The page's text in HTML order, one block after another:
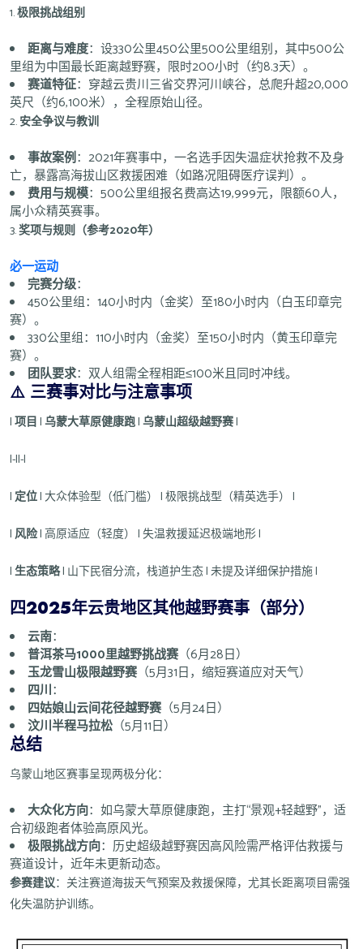
1.极限挑战组别
距离与难度：设330公里450公里500公里组别，其中500公
里组为中国最长距离越野赛，限时200小时（约8.3天）。
赛道特征：穿越云贵川三省交界河川峡谷，总爬升超20,000
英尺（约6,100米），全程原始山径。
2.安全争议与教训
事故案例：2021年赛事中，一名选手因失温症状抢救不及身
亡，暴露高海拔山区救援困难（如路况阻碍医疗误判）。
费用与规模：500公里组报名费高达19,999元，限额60人，
属小众精英赛事。
3.奖项与规则（参考2020年）
必一运动
完赛分级：
450公里组：140小时内（金奖）至180小时内（白玉印章完
赛）。
330公里组：110小时内（金奖）至150小时内（黄玉印章完
赛）。
团队要求：双人组需全程相距≤100米且同时冲线。
⚠️ 三赛事对比与注意事项
|项目|乌蒙大草原健康跑|乌蒙山超级越野赛|
|-||-|
|定位| 大众体验型（低门槛） | 极限挑战型（精英选手） |
|风险| 高原适应（轻度） | 失温救援延迟极端地形 |
|生态策略| 山下民宿分流，栈道护生态 | 未提及详细保护措施 |
四2025年云贵地区其他越野赛事 （部分）
云南：
普洱茶马1000里越野挑战赛（6月28日）
玉龙雪山极限越野赛（5月31日，缩短赛道应对天气）
四川：
四姑娘山云间花径越野赛（5月24日）
汶川半程马拉松 （5月11日）
总结
乌蒙山地区赛事呈现两极分化：
大众化方向：如乌蒙大草原健康跑，主打“景观+轻越野”，适
合初级跑者体验高原风光。
极限挑战方向：历史超级越野赛因高风险需严格评估救援与
赛道设计，近年未更新动态。
参赛建议：关注赛道海拔天气预案及救援保障，尤其长距离项目需强
化失温防护训练。